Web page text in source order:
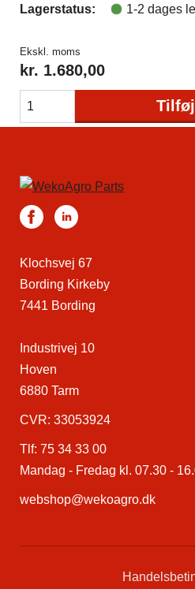
Lagerstatus:
1-2 dages
Ekskl. moms
kr. 1.680,00
Klochsvej 67
Bording Kirkeby
7441 Bording
Industrivej 10
Hoven
6880 Tarm
CVR: 33053924
Tlf: 75 34 33 00
Mandag - Fredag kl. 07.30 -
webshop@wekoagro.dk